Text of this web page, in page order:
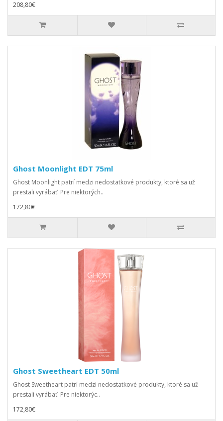
208,80€
Ghost Moonlight EDT 75ml
Ghost Moonlight patrí medzi nedostatkové produkty, ktoré sa už
prestali vyrábať. Pre niektorých..
172,80€
Ghost Sweetheart EDT 50ml
Ghost Sweetheart patrí medzi nedostatkové produkty, ktoré sa už
prestali vyrábať. Pre niektorýc..
172,80€